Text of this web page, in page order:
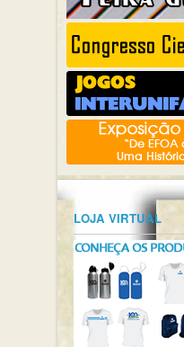
LOJA VIRTUAL